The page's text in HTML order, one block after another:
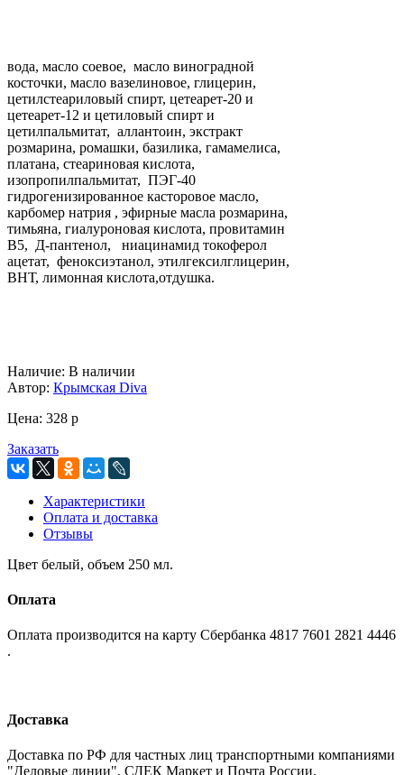
вода, масло соевое, масло виноградной
косточки, масло вазелиновое, глицерин,
цетилстеариловый спирт, цетеарет-20 и
цетеарет-12 и цетиловый спирт и
цетилпальмитат, аллантоин, экстракт
розмарина, ромашки, базилика, гамамелиса,
платана, стеариновая кислота,
изопропилпальмитат, ПЭГ-40
гидрогенизированное касторовое масло,
карбомер натрия , эфирные масла розмарина,
тимьяна, гиалуроновая кислота, провитамин
В5, Д-пантенол, ниацинамид токоферол
ацетат, феноксиэтанол, этилгексилглицерин,
ВНТ, лимонная кислота,отдушка.
Наличие: В наличии
Автор: Крымская Diva
Цена: 328 p
Заказать
Характеристики
Оплата и доставка
Отзывы
Цвет белый, объем 250 мл.
Оплата
Оплата производится на карту Сбербанка 4817 7601 2821 4446
.
Доставка
Доставка по РФ для частных лиц транспортными компаниями
"Деловые линии", СДЕК Маркет и Почта России.